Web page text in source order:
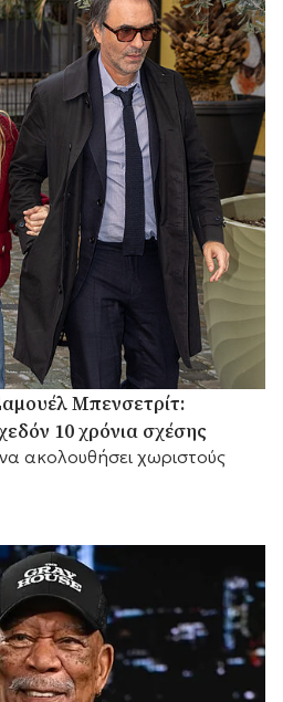
Μπενσετρίτ:
10 χρόνια σχέσης
ακολουθήσει χωριστούς